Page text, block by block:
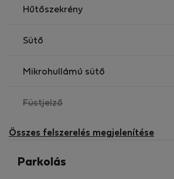
Hűtőszekrény
Sütő
Mikrohullámú sütő
Füstjelző,
elérhető
Összes felszerelés megjelenítése
Parkolás